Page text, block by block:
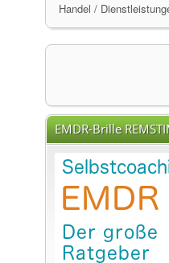
Handel /
EMDR-Brille